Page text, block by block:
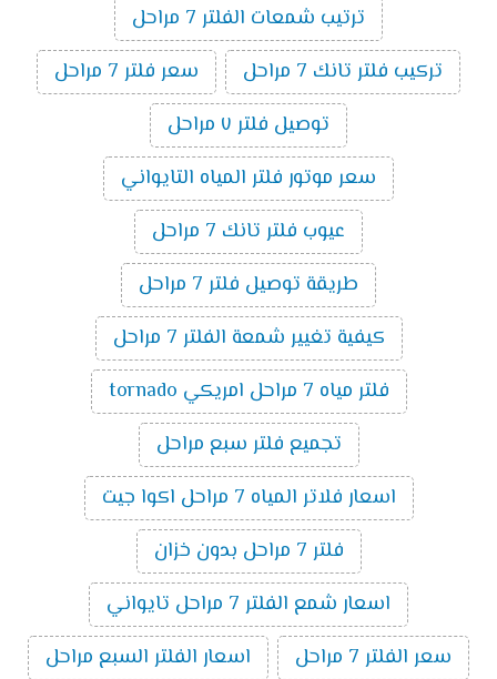
ترتيب شمعات الفلتر 7 مراحل
تركيب فلتر تانك 7 مراحل
سعر فلتر 7 مراحل
توصيل فلتر ٧ مراحل
سعر موتور فلتر المياه التايواني
عيوب فلتر تانك 7 مراحل
طريقة توصيل فلتر 7 مراحل
كيفية تغيير شمعة الفلتر 7 مراحل
فلتر مياه 7 مراحل امريكي tornado
تجميع فلتر سبع مراحل
اسعار فلاتر المياه 7 مراحل اكوا جيت
فلتر 7 مراحل بدون خزان
اسعار شمع الفلتر 7 مراحل تايواني
سعر الفلتر 7 مراحل
اسعار الفلتر السبع مراحل